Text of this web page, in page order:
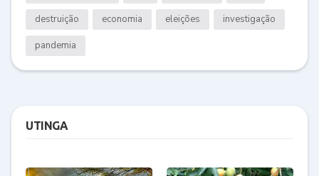
destruição economia eleições investigação
pandemia
UTINGA